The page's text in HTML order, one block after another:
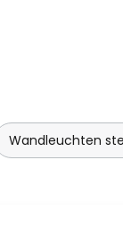
Wandleuchten